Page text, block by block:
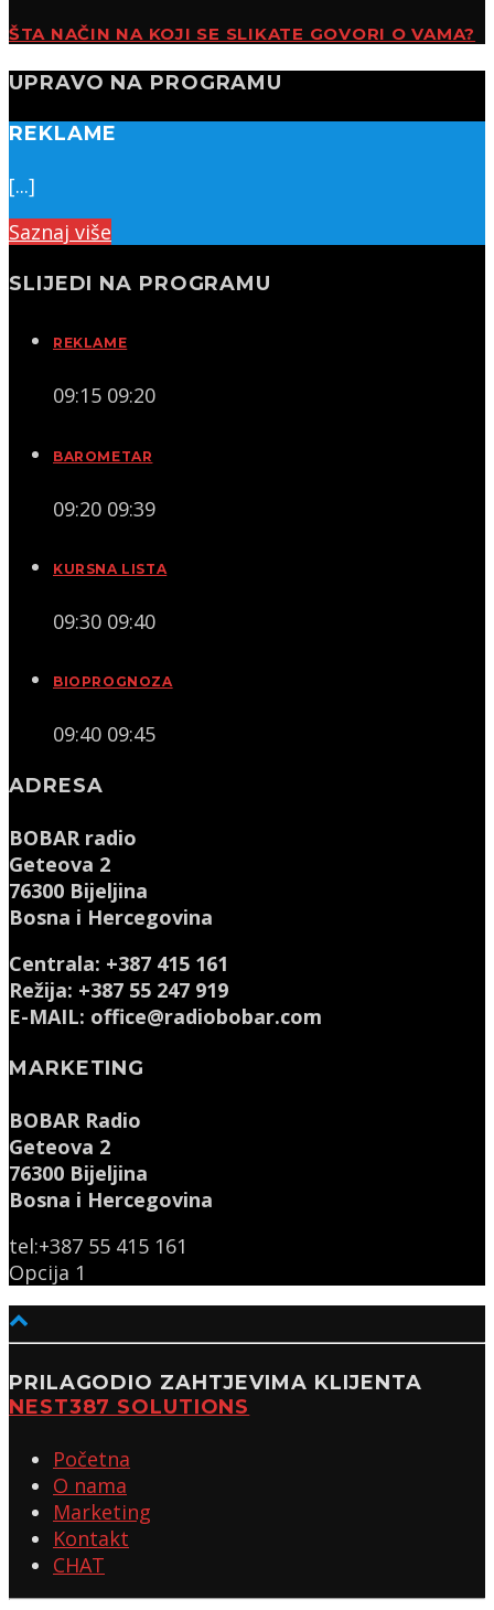
ŠTA NAČIN NA KOJI SE SLIKATE GOVORI O VAMA?
UPRAVO NA PROGRAMU
REKLAME
[...]
Saznaj više
SLIJEDI NA PROGRAMU
REKLAME
09:15 09:20
BAROMETAR
09:20 09:39
KURSNA LISTA
09:30 09:40
BIOPROGNOZA
09:40 09:45
ADRESA
BOBAR radio
Geteova 2
76300 Bijeljina
Bosna i Hercegovina
Centrala: +387 415 161
Režija: +387 55 247 919
E-MAIL: office@radiobobar.com
MARKETING
BOBAR Radio
Geteova 2
76300 Bijeljina
Bosna i Hercegovina
tel:+387 55 415 161
Opcija 1
PRILAGODIO ZAHTJEVIMA KLIJENTA
NEST387 SOLUTIONS
Početna
O nama
Marketing
Kontakt
CHAT